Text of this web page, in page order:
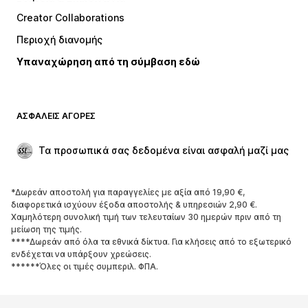
Εσώρουχα
Παλτό
Φούστες
Περιστάσεις
Aποκλειστικά
ΠΑΠΟΎΤΣΙΑ
ΝΕΑ
Trending
Sneakers
Μποτάκια
Γόβες και ψηλοτάκουνα
Creator Collaborations
Περιοχή διανομής
Υπαναχώρηση από τη σύμβαση εδώ
ΑΣΦΑΛΕΊΣ ΑΓΟΡΈΣ
Τα προσωπικά σας δεδομένα είναι ασφαλή μαζί μας
*Δωρεάν αποστολή για παραγγελίες με αξία από 19,90 €,
διαφορετικά ισχύουν έξοδα αποστολής & υπηρεσιών 2,90 €.
Χαμηλότερη συνολική τιμή των τελευταίων 30 ημερών πριν από τη
μείωση της τιμής.
****Δωρεάν από όλα τα εθνικά δίκτυα. Για κλήσεις από το εξωτερικό
ενδέχεται να υπάρξουν χρεώσεις.
******Όλες οι τιμές συμπεριλ. ΦΠΑ.